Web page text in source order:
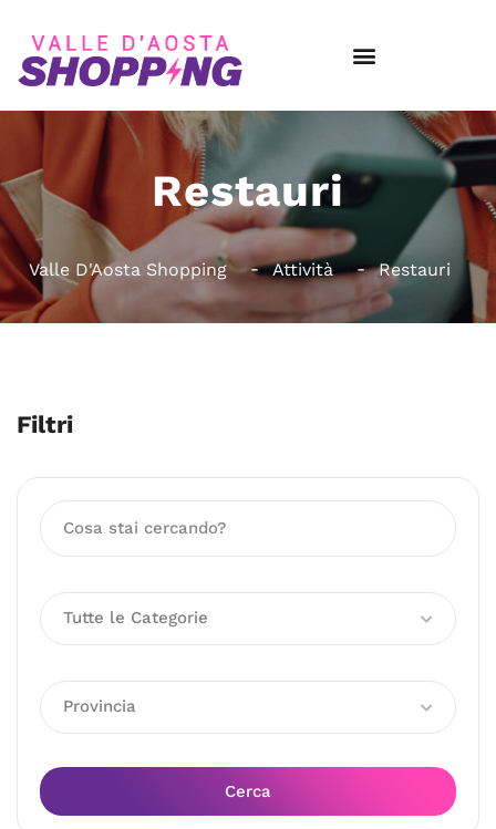
Restauri
Valle D'Aosta Shopping Attività Restauri
Filtri
Tutte le Categorie
Provincia
Cerca